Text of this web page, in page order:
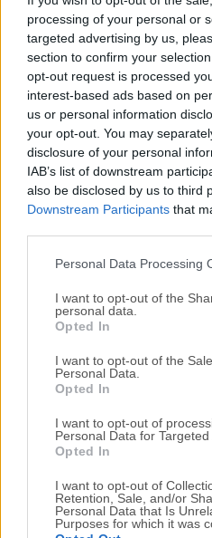
processing of your personal or
targeted advertising by us,
section to confirm your
opt-out request is processed
interest-based ads based on
us or personal information
your opt-out. You may
disclosure of your personal
IAB’s list of downstream
also be disclosed by us to third
Downstream Participants that
Personal Data Processing
I want to opt-out of the
personal data.
Opted In
I want to opt-out of the
Personal Data.
Opted In
I want to opt-out of
Personal Data for Targeted
Opted In
I want to opt-out of
Retention, Sale, and/or
Personal Data that Is
Purposes for which it was
conjunto de herramientas
miles de usuarios de Mac en
máximo partido de sus
ofrece una mezcla perfecta de
mantenimiento y ajustes, todo
interfaz limpia y fácil de usar.
aplicación están organizadas
ayudan a gestionar varios
ordenador.También viene con
que te permite simplemente
sabiendo que Cocktail para
resto.Cocktail para Ma...